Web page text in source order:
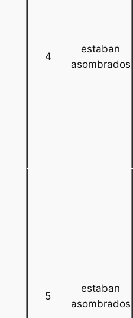
4
estaban
asombrados
5
estaban
asombrados